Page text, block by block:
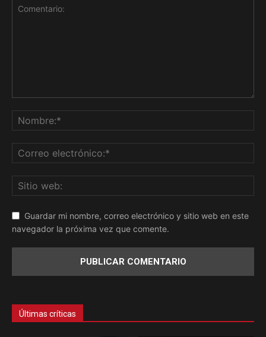
Guardar mi nombre, correo electrónico y sitio web en este
navegador la próxima vez que comente.
Últimas críticas